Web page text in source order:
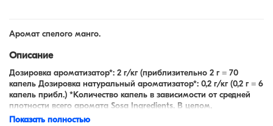
Аромат спелого манго.
Описание
Дозировка ароматизатор*: 2 г/кг (приблизительно 2 г = 70
капель Дозировка натуральный ароматизатор*: 0,2 г/кг (0,2 г = 6
капель прибл.) *Количество капель в зависимости от средней
плотности всего аромата Sosa Ingredients. В целом,
натуральные ароматы имеют более высокую плотность.
Показать полностью